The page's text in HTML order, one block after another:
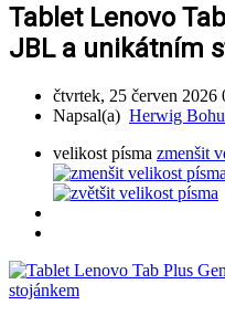
Tablet Lenovo
JBL a unikátním
čtvrtek, 25 červen 2026
Napsal(a) Herwig
velikost písma zmenšit